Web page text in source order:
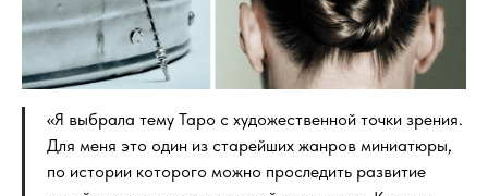
«Я выбрала тему Таро с художественной точки зрения.
Для меня это один из старейших жанров миниатюры,
по истории которого можно проследить развитие